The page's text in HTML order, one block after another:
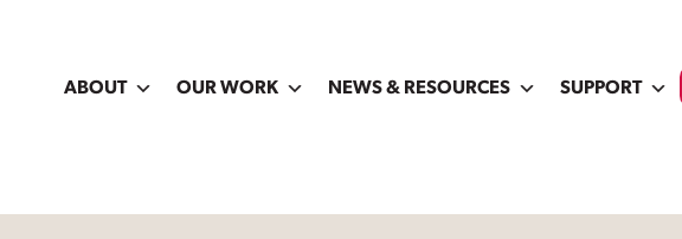
ABOUT OUR WORK NEWS & RESOURCES SUPPORT